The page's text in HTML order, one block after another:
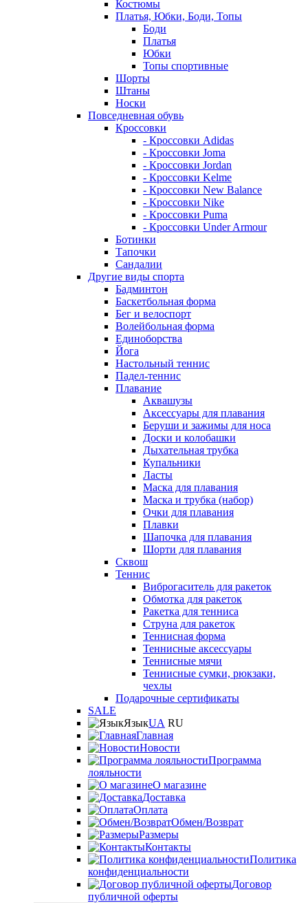
Костюмы
Платья, Юбки, Боди, Топы
Боди
Платья
Юбки
Топы спортивные
Шорты
Штаны
Носки
Повседневная обувь
Кроссовки
- Кроссовки Adidas
- Кроссовки Joma
- Кроссовки Jordan
- Кроссовки Kelme
- Кроссовки New Balance
- Кроссовки Nike
- Кроссовки Puma
- Кроссовки Under Armour
Ботинки
Тапочки
Сандалии
Другие виды спорта
Бадминтон
Баскетбольная форма
Бег и велоспорт
Волейбольная форма
Единоборства
Йога
Настольный теннис
Падел-теннис
Плавание
Аквашузы
Аксессуары для плавания
Беруши и зажимы для носа
Доски и колобашки
Дыхательная трубка
Купальники
Ласты
Маска для плавания
Маска и трубка (набор)
Очки для плавания
Плавки
Шапочка для плавания
Шорти для плавания
Сквош
Теннис
Виброгаситель для ракеток
Обмотка для ракеток
Ракетка для тенниса
Струна для ракеток
Теннисная форма
Теннисные аксессуары
Теннисные мячи
Теннисные сумки, рюкзаки,
чехлы
Подарочные сертификаты
SALE
ЯзыкUA RU
Главная
Новости
Программа
лояльности
О магазине
Доставка
Оплата
Обмен/Возврат
Размеры
Контакты
Политика
конфиденциальности
Договор
публичной оферты